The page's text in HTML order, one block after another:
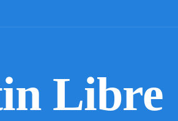
Libre